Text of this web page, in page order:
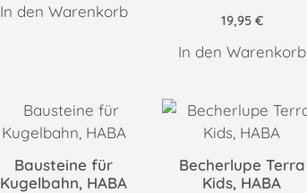
In den Warenkorb 19,95 €
In den Warenkorb
Bausteine für
Kugelbahn, HABA
Becherlupe Terra
Kids, HABA